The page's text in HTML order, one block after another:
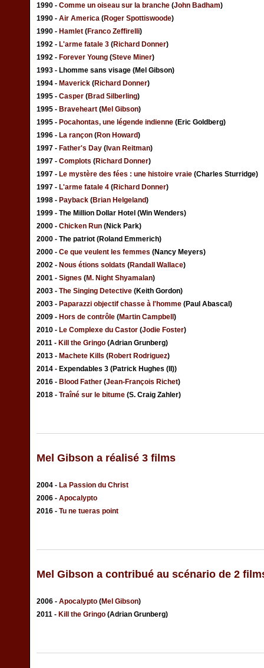
1990 - Comme un oiseau sur la branche (John Badham)
1990 - Air America (Roger Spottiswoode)
1990 - Hamlet (Franco Zeffirelli)
1992 - L'arme fatale 3 (Richard Donner)
1992 - Forever Young (Steve Miner)
1993 - Lhomme sans visage (Mel Gibson)
1994 - Maverick (Richard Donner)
1995 - Casper (Brad Silberling)
1995 - Braveheart (Mel Gibson)
1995 - Pocahontas, une légende indienne (Eric Goldberg)
1996 - La rançon (Ron Howard)
1997 - Father's Day (Ivan Reitman)
1997 - Complots (Richard Donner)
1997 - Le mystère des fées : une histoire vraie (Charles Sturridge)
1997 - L'arme fatale 4 (Richard Donner)
1998 - Payback (Brian Helgeland)
1999 - The Million Dollar Hotel (Win Wenders)
2000 - Chicken Run (Nick Park)
2000 - The patriot (Roland Emmerich)
2000 - Ce que veulent les femmes (Nancy Meyers)
2002 - Nous étions soldats (Randall Wallace)
2001 - Signes (M. Night Shyamalan)
2003 - The Singing Detective (Keith Gordon)
2003 - Paparazzi objectif chasse à l'homme (Paul Abascal)
2009 - Hors de contrôle (Martin Campbell)
2010 - Le Complexe du Castor (Jodie Foster)
2011 - Kill the Gringo (Adrian Grunberg)
2013 - Machete Kills (Robert Rodriguez)
2014 - Expendables 3 (Patrick Hughes (II))
2016 - Blood Father (Jean-François Richet)
2018 - Traîné sur le bitume (S. Craig Zahler)
Mel Gibson a réalisé 3 films
2004 - La Passion du Christ
2006 - Apocalypto
2016 - Tu ne tueras point
Mel Gibson a contribué au scénario de 2
2006 - Apocalypto (Mel Gibson)
2011 - Kill the Gringo (Adrian Grunberg)